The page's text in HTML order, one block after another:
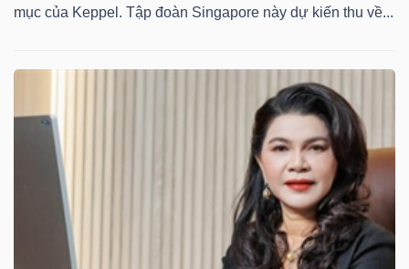
mục của Keppel. Tập đoàn Singapore này dự kiến thu về...